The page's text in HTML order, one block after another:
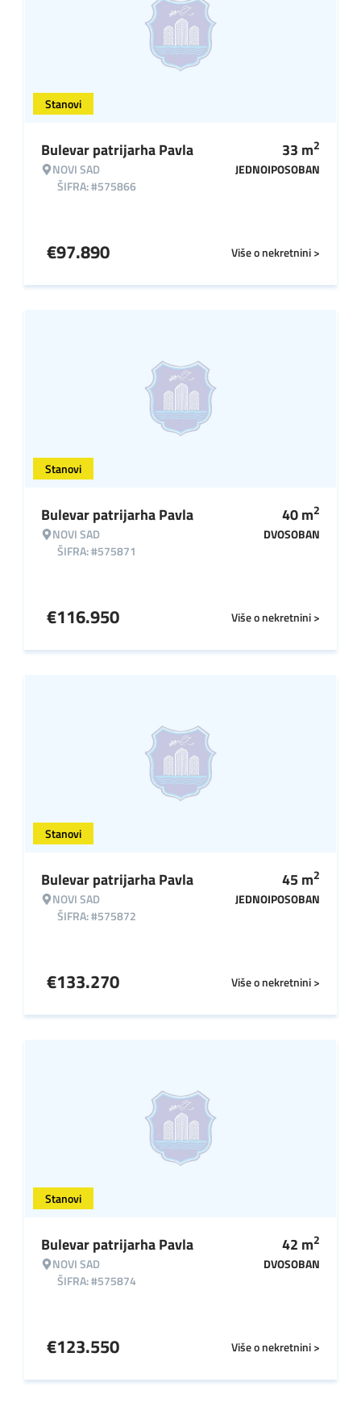
Stanovi
Bulevar patrijarha Pavla
NOVI SAD
ŠIFRA: #575866
33 m2
JEDNOIPOSOBAN
Više o nekretnini >
€97.890
Stanovi
Bulevar patrijarha Pavla
NOVI SAD
ŠIFRA: #575871
40m2
DVOSOBAN
Više o nekretnini >
€116.950
Stanovi
Bulevar patrijarha Pavla
NOVI SAD
ŠIFRA: #575872
45m2
JEDNOIPOSOBAN
Više o nekretnini >
€133.270
Stanovi
Bulevar patrijarha Pavla
NOVI SAD
ŠIFRA: #575874
42 m2
DVOSOBAN
Više o nekretnini >
€123.550